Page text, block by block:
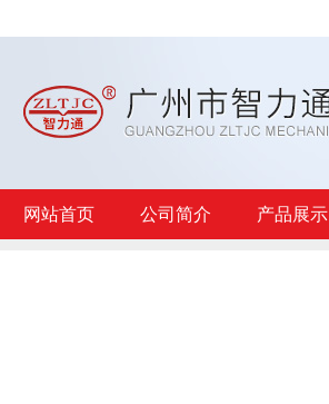
网站首页 公司简介 产品展示